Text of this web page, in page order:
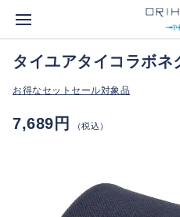
タイユアタイコラボネ
お得なセットセール対象品
7,689円 （税込）